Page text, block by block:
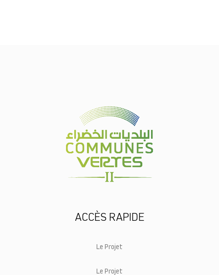
ACCÈS RAPIDE
Le Projet
Le Projet